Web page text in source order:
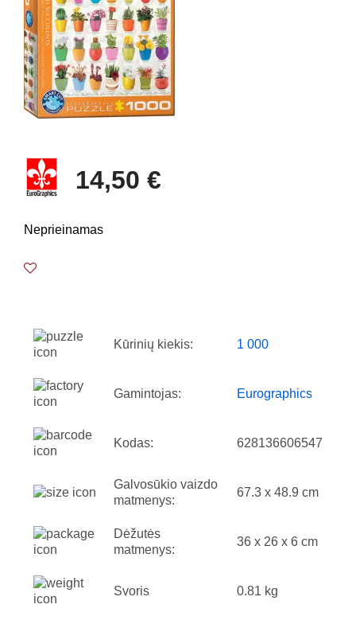
14,50 €
Neprieinamas
Kūrinių kiekis: 1 000
Gamintojas: Eurographics
Kodas: 628136606547
Galvosūkio vaizdo
matmenys:
67.3 x 48.9 cm
Dėžutės
matmenys:
36 x 26 x 6 cm
Svoris 0.81 kg